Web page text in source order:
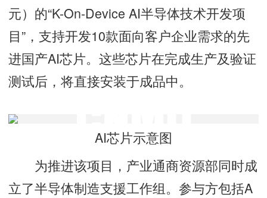
元）的“K-On-Device AI半导体技术开发项
目”，支持开发10款面向客户企业需求的先
进国产AI芯片。这些芯片在完成生产及验证
测试后，将直接安装于成品中。
AI芯片示意图
为推进该项目，产业通商资源部同时成
立了半导体制造支援工作组。参与方包括A